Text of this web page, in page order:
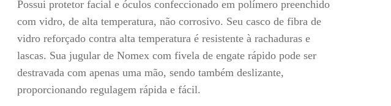
Possui protetor facial e óculos confeccionado em polímero preenchido
com vidro, de alta temperatura, não corrosivo. Seu casco de fibra de
vidro reforçado contra alta temperatura é resistente à rachaduras e
lascas. Sua jugular de Nomex com fivela de engate rápido pode ser
destravada com apenas uma mão, sendo também deslizante,
proporcionando regulagem rápida e fácil.